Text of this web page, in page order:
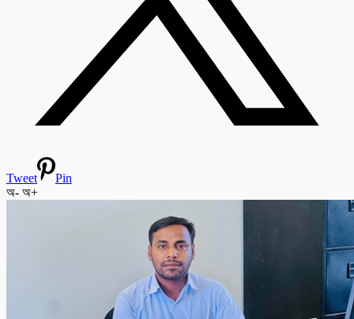
Tweet
Pin
অ- অ+